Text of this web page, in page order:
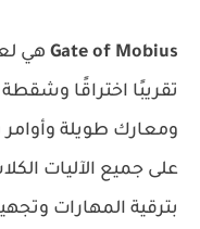
Gate of Mobius هي
تقريبًا اختراقًا
ومعارك طويلة
بترقية المهارات